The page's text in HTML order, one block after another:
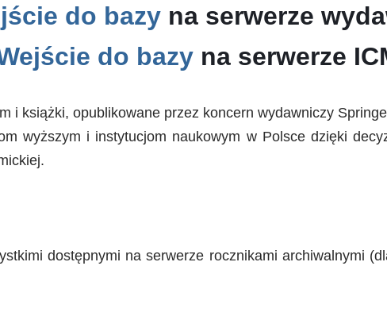
do bazyna serwerze
do bazy na serwerze
i książki, opublikowane przez koncern wydawniczy
wyższym i instytucjom naukowym w Polsce dzięki
dostępnymi na serwerze rocznikami archiwalnymi